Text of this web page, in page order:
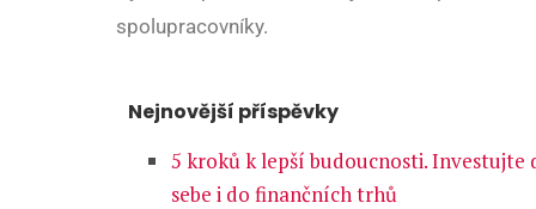
spolupracovníky.
Nejnovější příspěvky
5 kroků k lepší budoucnosti. Investujte
sebe i do finančních trhů